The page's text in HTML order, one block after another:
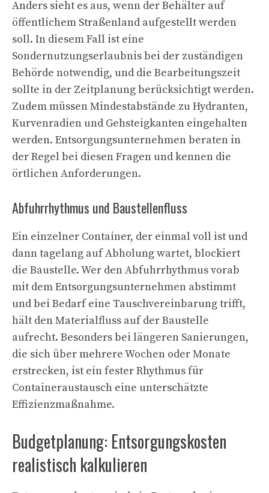
Anders sieht es aus, wenn der Behälter auf
öffentlichem Straßenland aufgestellt werden
soll. In diesem Fall ist eine
Sondernutzungserlaubnis bei der zuständigen
Behörde notwendig, und die Bearbeitungszeit
sollte in der Zeitplanung berücksichtigt werden.
Zudem müssen Mindestabstände zu Hydranten,
Kurvenradien und Gehsteigkanten eingehalten
werden. Entsorgungsunternehmen beraten in
der Regel bei diesen Fragen und kennen die
örtlichen Anforderungen.
Abfuhrrhythmus und Baustellenfluss
Ein einzelner Container, der einmal voll ist und
dann tagelang auf Abholung wartet, blockiert
die Baustelle. Wer den Abfuhrrhythmus vorab
mit dem Entsorgungsunternehmen abstimmt
und bei Bedarf eine Tauschvereinbarung trifft,
hält den Materialfluss auf der Baustelle
aufrecht. Besonders bei längeren Sanierungen,
die sich über mehrere Wochen oder Monate
erstrecken, ist ein fester Rhythmus für
Containeraustausch eine unterschätzte
Effizienzmaßnahme.
Budgetplanung: Entsorgungskosten
realistisch kalkulieren